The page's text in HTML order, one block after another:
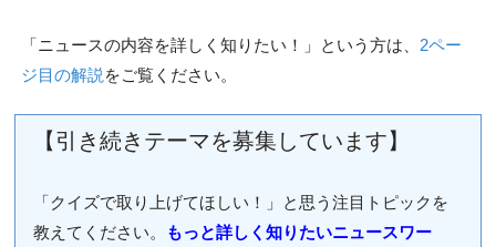
「ニュースの内容を詳しく知りたい！」という方は、 2ペー
ジ目の解説 をご覧ください。
【引き続きテーマを募集しています】
「クイズで取り上げてほしい！」と思う注目トピックを
教えてください。
もっと詳しく知りたいニュースワー